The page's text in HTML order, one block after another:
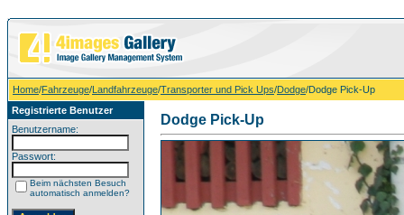
Home/Fahrzeuge/Landfahrzeuge/Transporter und Pick Ups/Dodge/Dodge Pick-Up
Registrierte Benutzer
Benutzername:
Passwort:
Beim nächsten Besuch
automatisch anmelden?
Dodge Pick-Up